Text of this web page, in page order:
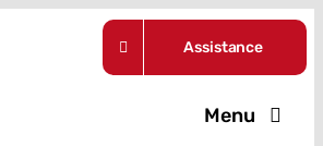
Assistance
Menu